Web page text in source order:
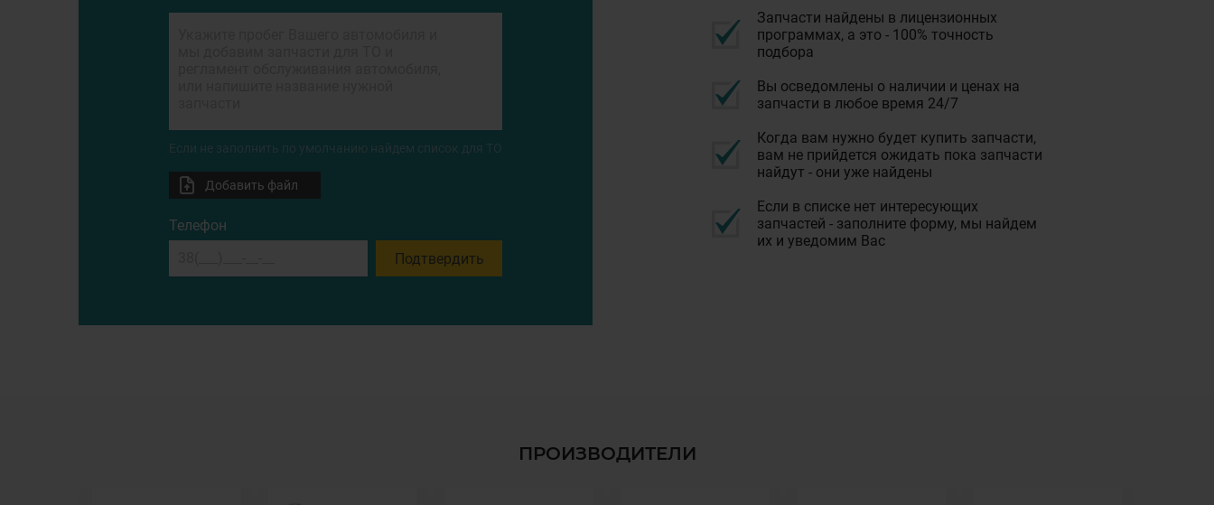
Если не заполнить по умолчанию найдем список для ТО
Добавить файл
Телефон
Подтвердить
Запчасти найдены в лицензионных
программах, а это - 100% точность
подбора
Вы осведомлены о наличии и ценах на
запчасти в любое время 24/7
Когда вам нужно будет купить запчасти,
вам не прийдется ожидать пока запчасти
найдут - они уже найдены
Если в списке нет интересующих
запчастей - заполните форму, мы найдем
их и уведомим Вас
ПРОИЗВОДИТЕЛИ